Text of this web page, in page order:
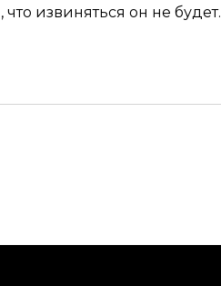
, что извиняться он не будет.